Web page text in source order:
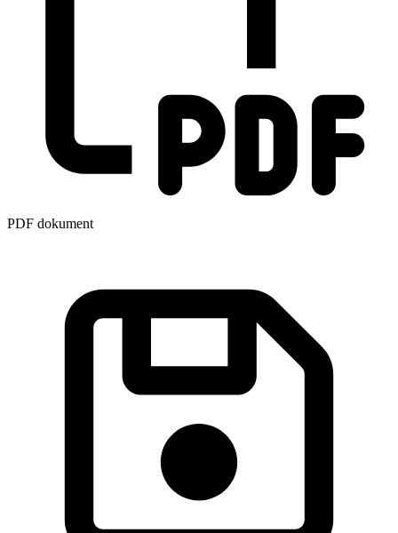
PDF dokument